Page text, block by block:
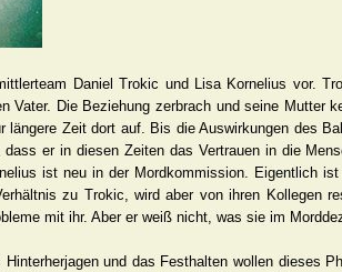
Daniel Trokic und Lisa Kornelius vor.
Vater. Die Beziehung zerbrach und seine
Zeit dort auf. Bis die Auswirkungen des
er in diesen Zeiten das Vertrauen in die
ist neu in der Mordkommission. Eigentlich
zu Trokic, wird aber von ihren
mit ihr. Aber er weiß nicht, was sie im
und das Festhalten wollen dieses